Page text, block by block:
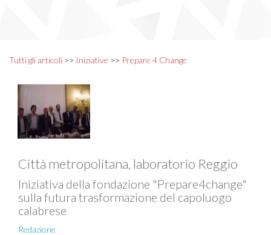
Tutti gli articoli >> Iniziative >> Prepare 4 Change
Città metropolitana, laboratorio Reggio
Iniziativa della fondazione "Prepare4change"
sulla futura trasformazione del capoluogo
calabrese
Redazione